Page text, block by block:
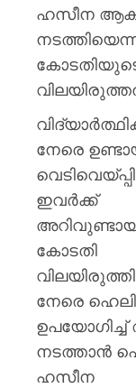
ഹസീന
നേരെ
ഇവര്‍ക്ക്
കോടതി
നേരെ
നടത്താന്‍
ഹസീന